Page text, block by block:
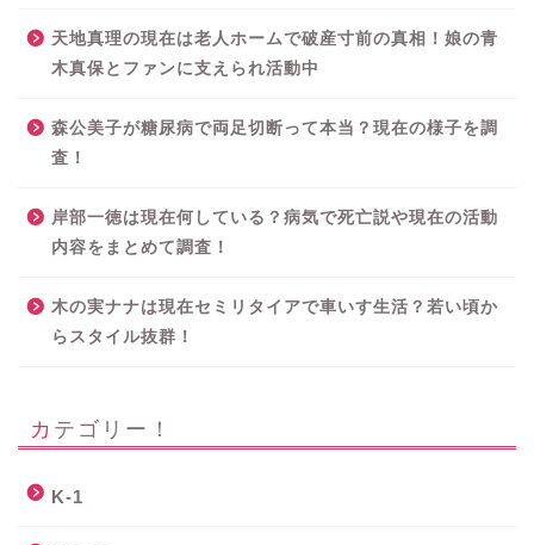
天地真理の現在は老人ホームで破産寸前の真相！娘の青
木真保とファンに支えられ活動中
森公美子が糖尿病で両足切断って本当？現在の様子を調
査！
岸部一徳は現在何している？病気で死亡説や現在の活動
内容をまとめて調査！
木の実ナナは現在セミリタイアで車いす生活？若い頃か
らスタイル抜群！
カテゴリー！
K-1